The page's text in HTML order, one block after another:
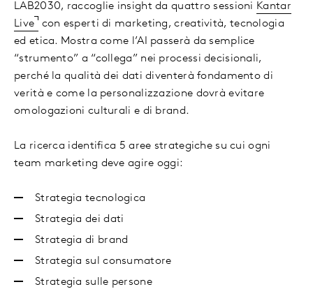
LAB2030, raccoglie insight da quattro sessioni Kantar
Live
con esperti di marketing, creatività, tecnologia
ed etica. Mostra come l’AI passerà da semplice
“strumento” a “collega” nei processi decisionali,
perché la qualità dei dati diventerà fondamento di
verità e come la personalizzazione dovrà evitare
omologazioni culturali e di brand.
La ricerca identifica 5 aree strategiche su cui ogni
team marketing deve agire oggi:
Strategia tecnologica
Strategia dei dati
Strategia di brand
Strategia sul consumatore
Strategia sulle persone